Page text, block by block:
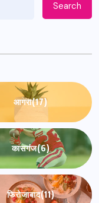
Search
आगरा(17)
कासगंज(6)
फिरोजाबाद(11)